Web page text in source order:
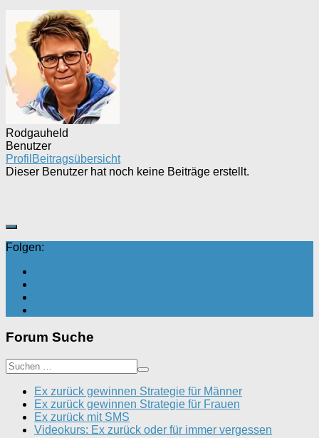
Rodgauheld
Benutzer
Profil Beitragsübersicht
Dieser Benutzer hat noch keine Beiträge erstellt.
Folgen:
Forum Suche
Ex zurück gewinnen Strategie für Männer
Ex zurück gewinnen Strategie für Frauen
Ex zurück mit SMS
Videokurs: Ex zurück oder für immer vergessen